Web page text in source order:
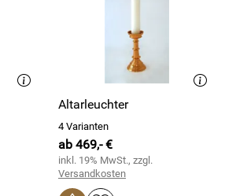
Altarleuchter
4 Varianten
ab 469,- €
inkl. 19% MwSt., zzgl.
Versandkosten